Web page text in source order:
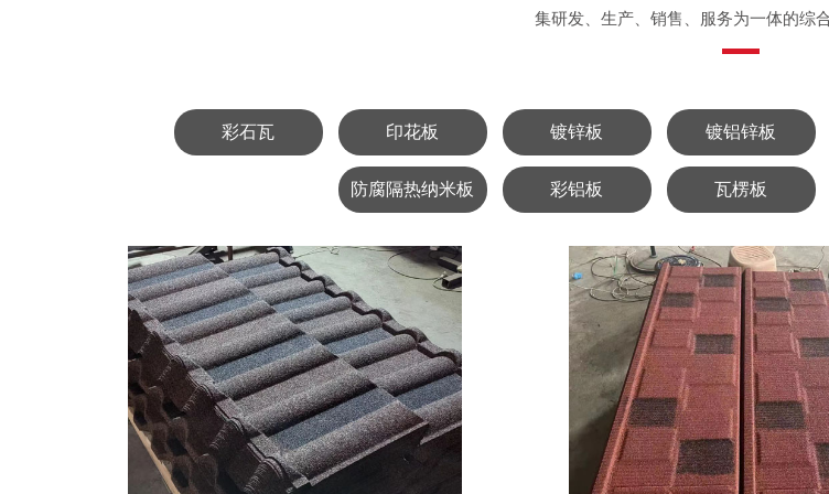
集研发、生产、销售、服务为一体的综
彩石瓦 印花板 镀锌板 镀铝锌板
防腐隔热纳米板 彩铝板 瓦楞板